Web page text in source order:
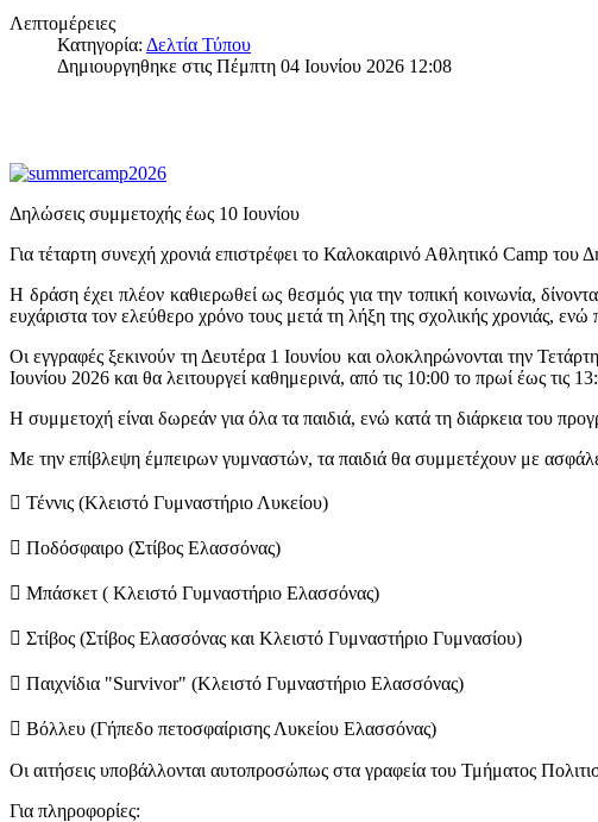
Λεπτομέρειες
Κατηγορία: Δελτία Τύπου
Δημιουργηθηκε στις Πέμπτη 04 Ιουνίου 2026 12:08
Δηλώσεις συμμετοχής έως 10 Ιουνίου
Για τέταρτη συνεχή χρονιά επιστρέφει το Καλοκαιρινό Αθλητικό Camp
Η δράση έχει πλέον καθιερωθεί ως θεσμός για την τοπική κοινωνία,
ευχάριστα τον ελεύθερο χρόνο τους μετά τη λήξη της σχολικής χρονιάς,
Οι εγγραφές ξεκινούν τη Δευτέρα 1 Ιουνίου και ολοκληρώνονται την
Ιουνίου 2026 και θα λειτουργεί καθημερινά, από τις 10:00 το πρωί έως τις
Η συμμετοχή είναι δωρεάν για όλα τα παιδιά, ενώ κατά τη διάρκεια του
Με την επίβλεψη έμπειρων γυμναστών, τα παιδιά θα συμμετέχουν με
 Τέννις (Κλειστό Γυμναστήριο Λυκείου)
 Ποδόσφαιρο (Στίβος Ελασσόνας)
 Μπάσκετ ( Κλειστό Γυμναστήριο Ελασσόνας)
 Στίβος (Στίβος Ελασσόνας και Κλειστό Γυμναστήριο Γυμνασίου)
 Παιχνίδια "Survivor" (Κλειστό Γυμναστήριο Ελασσόνας)
 Βόλλευ (Γήπεδο πετοσφαίρισης Λυκείου Ελασσόνας)
Οι αιτήσεις υποβάλλονται αυτοπροσώπως στα γραφεία του Τμήματος
Για πληροφορίες: